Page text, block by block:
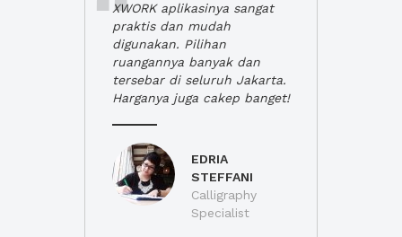
XWORK aplikasinya sangat
praktis dan mudah
digunakan. Pilihan
ruangannya banyak dan
tersebar di seluruh Jakarta.
Harganya juga cakep banget!
EDRIA
STEFFANI
Calligraphy
Specialist